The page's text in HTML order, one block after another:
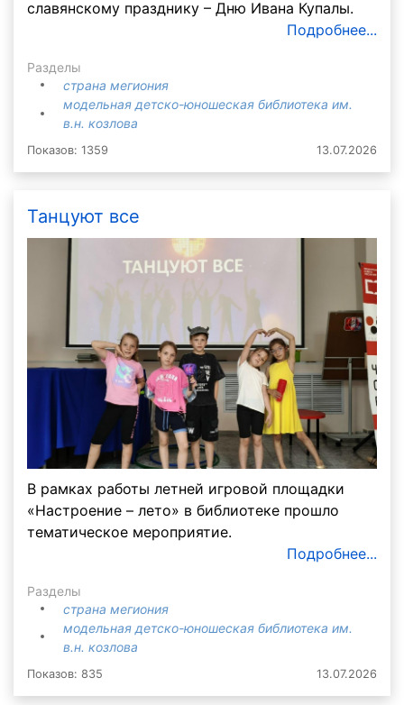
славянскому празднику – Дню Ивана Купалы.
Подробнее...
Разделы
страна мегиония
модельная детско-юношеская библиотека им.
в.н. козлова
Показов: 1359 13.07.2026
Танцуют все
В рамках работы летней игровой площадки
«Настроение – лето» в библиотеке прошло
тематическое мероприятие.
Подробнее...
Разделы
страна мегиония
модельная детско-юношеская библиотека им.
в.н. козлова
Показов: 835 13.07.2026